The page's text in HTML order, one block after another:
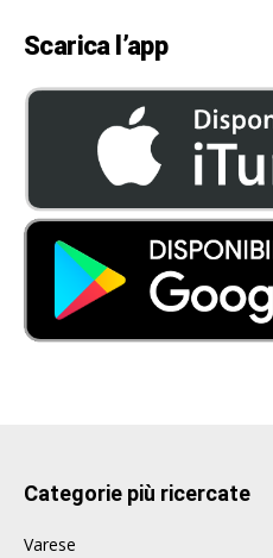
Scarica l’app
Categorie più ricercate
Varese